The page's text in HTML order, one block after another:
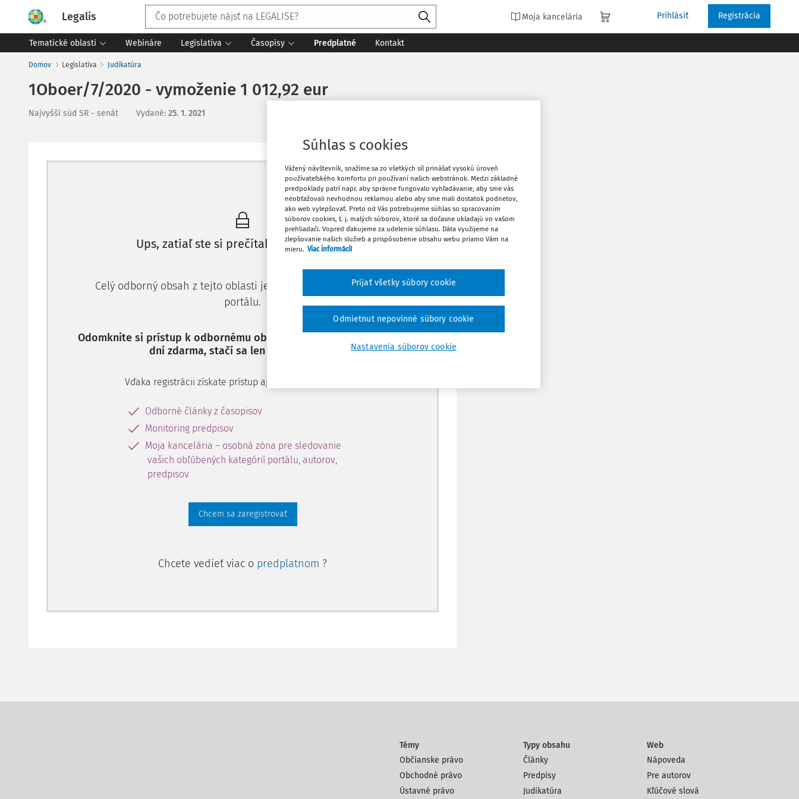
Legalis Moja kancelária Prihlásiť Registrácia
Tematické oblasti Webináre Legislatíva Časopisy Predplatné Kontakt
Domov Legislatíva Judikatúra
1Oboer/7/2020 - vymoženie 1 012,92 eur
Najvyšší súd SR - senát Vydané: 25. 1. 2021
Máte predplatné? Prihláste sa
Ups, zatiaľ ste si prečítali len začiatok...
Celý odborný obsah z tejto oblasti je dostupný predplatiteľom
portálu.
Odomknite si prístup k odbornému obsahu a získajte prístup na 10
dní zdarma, stačí sa len zaregistrovať.
Vďaka registrácii získate prístup aj k vybranému obsahu:
Odborné články z časopisov
Monitoring predpisov
Moja kancelária – osobná zóna pre sledovanie
vašich obľúbených kategórií portálu, autorov,
predpisov
Chcem sa zaregistrovať
Chcete vedieť viac o predplatnom ?
Vytlačiť
Obľúbené
Stiahnuť
Témy
Občianske právo
Obchodné právo
Ústavné právo
Typy obsahu
Články
Predpisy
Judikatúra
Web
Nápoveda
Pre autorov
Kľúčové slová
Súhlas s cookies
Vážený návštevník, snažíme sa zo všetkých síl prinášať vysokú úroveň
používateľského komfortu pri používaní našich webstránok. Medzi základné
predpoklady patrí napr. aby správne fungovalo vyhľadávanie, aby sme vás
neobťažovali nevhodnou reklamou alebo aby sme mali dostatok podnetov,
ako web vylepšovať. Preto od Vás potrebujeme súhlas so spracovaním
súborov cookies, t. j. malých súborov, ktoré sa dočasne ukladajú vo vašom
prehliadači. Vopred ďakujeme za udelenie súhlasu. Dáta využijeme na
zlepšovanie našich služieb a prispôsobenie obsahu webu priamo Vám na
mieru. Viac informácií
Nastavenia súborov cookie
Odmietnut nepovinné súbory cookie
Prijať všetky súbory cookie